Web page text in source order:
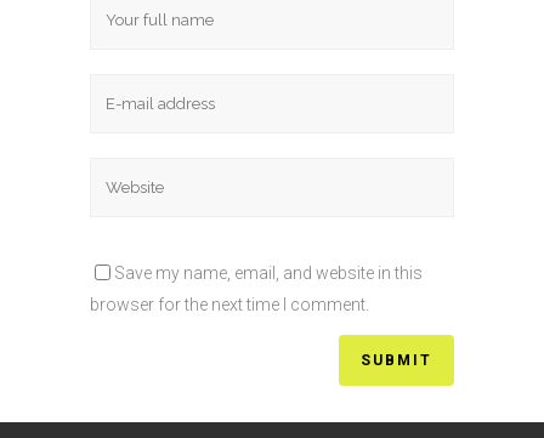
Save my name, email, and website in this
browser for the next time I comment.